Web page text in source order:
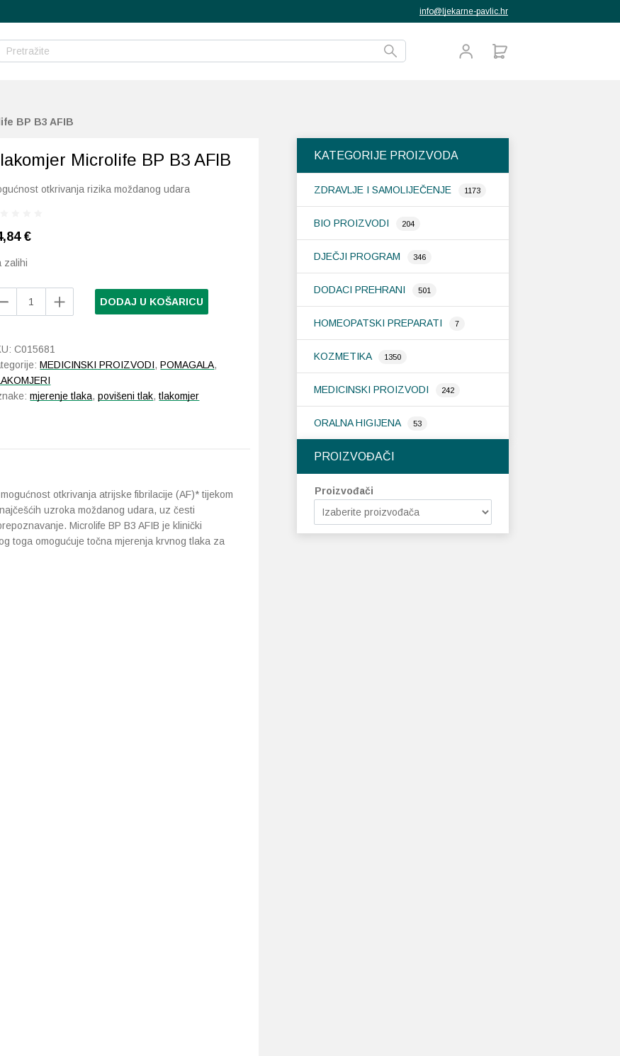
info@ljekarne-pavlic.hr
BP B3 AFIB
KATEGORIJE PROIZVODA
ZDRAVLJE I SAMOLIJEČENJE 1173
BIO PROIZVODI 204
DJEČJI PROGRAM 346
DODACI PREHRANI 501
HOMEOPATSKI PREPARATI 7
KOZMETIKA 1350
MEDICINSKI PROIZVODI 242
ORALNA HIGIJENA 53
PROIZVOĐAČI
Proizvođači
Microlife BP B3 AFIB
otkrivanja rizika moždanog udara
€
zalihi
DODAJ U KOŠARICU
C015681
MEDICINSKI PROIZVODI,POMAGALA,
mjerenje tlaka,povišeni tlak,tlakomjer
otkrivanja atrijske fibrilacije (AF)* tijekom
uzroka moždanog udara, uz česti
Microlife BP B3 AFIB je klinički
toga omogućuje točna mjerenja krvnog tlaka za